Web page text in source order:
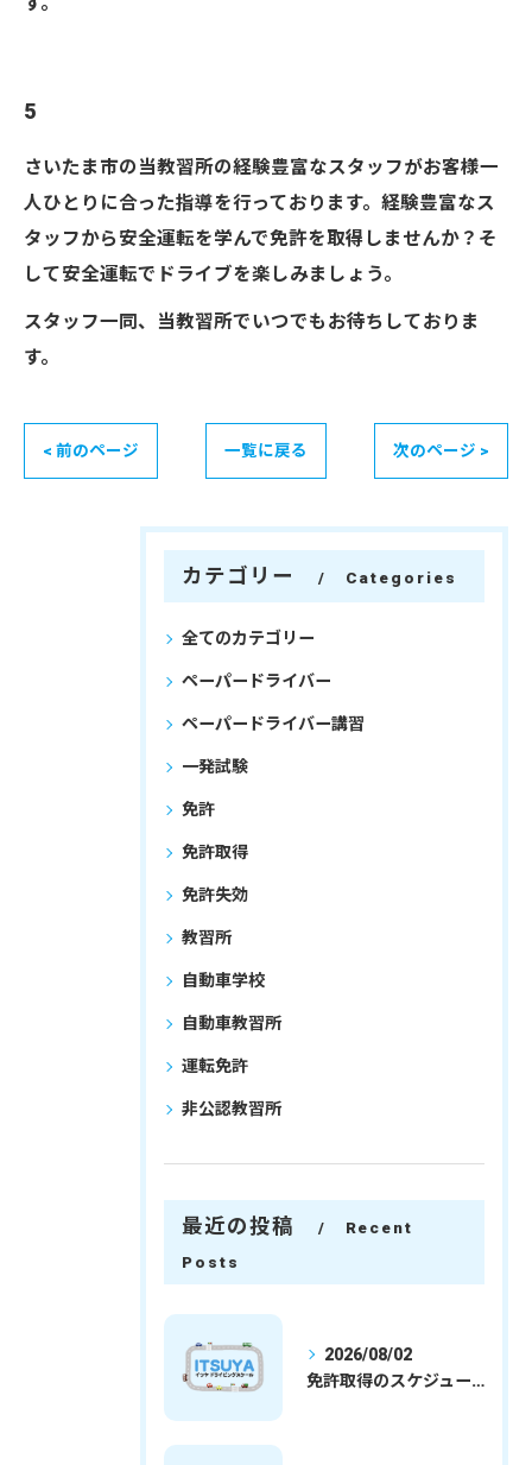
5
さいたま市の当教習所の経験豊富なスタッフがお客様一
人ひとりに合った指導を行っております。経験豊富なス
タッフから安全運転を学んで免許を取得しませんか？そ
して安全運転でドライブを楽しみましょう。
スタッフ一同、当教習所でいつでもお待ちしておりま
す。
< 前のページ 一覧に戻る 次のページ >
カテゴリー Categories
全てのカテゴリー
ペーパードライバー
ペーパードライバー講習
一発試験
免許
免許取得
免許失効
教習所
自動車学校
自動車教習所
運転免許
非公認教習所
最近の投稿
Recent
Posts
2026/08/02
免許取得のスケジュールを徹底解説学生社会人の通学合宿別プランで最短取得のコツ